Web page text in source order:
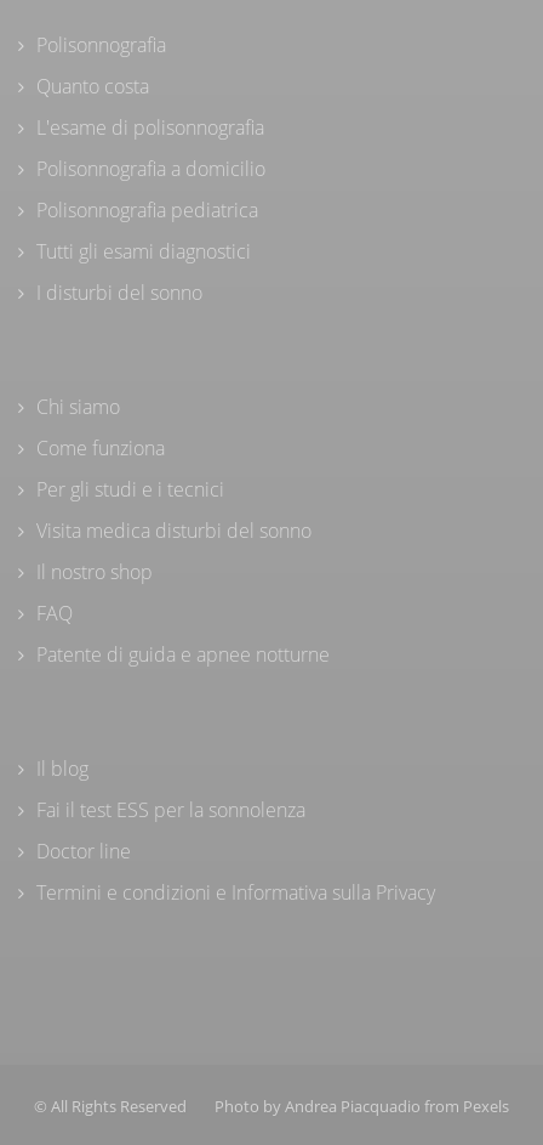
Polisonnografia
Quanto costa
L'esame di polisonnografia
Polisonnografia a domicilio
Polisonnografia pediatrica
Tutti gli esami diagnostici
I disturbi del sonno
Chi siamo
Come funziona
Per gli studi e i tecnici
Visita medica disturbi del sonno
Il nostro shop
FAQ
Patente di guida e apnee notturne
Il blog
Fai il test ESS per la sonnolenza
Doctor line
Termini e condizioni e Informativa sulla Privacy
© All Rights Reserved Photo by Andrea Piacquadio from Pexels